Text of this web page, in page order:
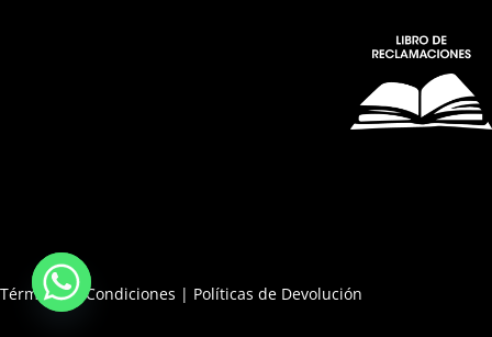
Términos y Condiciones | Políticas de Devolución